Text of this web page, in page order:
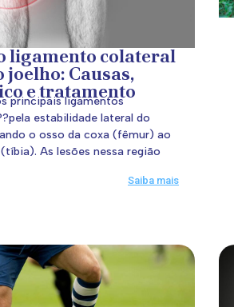
ligamento colateral
Causas,
e tratamento
principais ligamentos
estabilidade lateral do
o osso da coxa (fêmur) ao
As lesões nessa região
Saiba mais